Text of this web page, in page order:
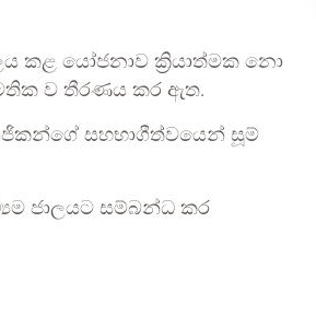
කළ යෝජනාව ක්‍රියාත්මක නො
ව තීරණය කර ඇත.
සහභාගීත්වයෙන් සූම්
ජාලයට සම්බන්ධ කර